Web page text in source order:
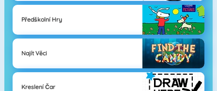
Předškolní Hry
Najít Věci
Kreslení Čar